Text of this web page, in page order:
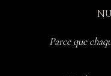
Parce que